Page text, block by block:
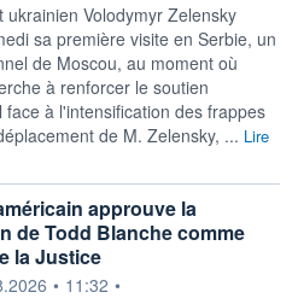
ukrainien Volodymyr Zelensky
sa première visite en Serbie, un
de Moscou, au moment où
à renforcer le soutien
face à l'intensification des frappes
de M. Zelensky, ... Lire
approuve la
de Todd Blanche comme
la Justice
par
• 11:32 •